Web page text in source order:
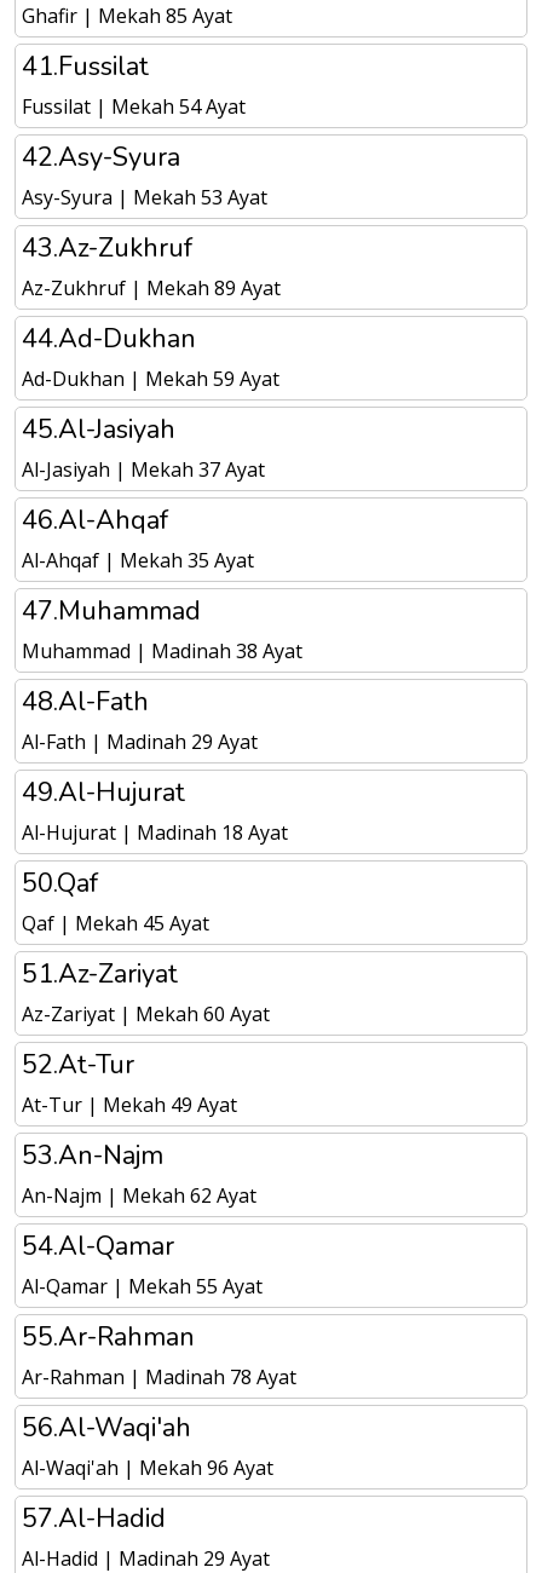
Ghafir | Mekah 85 Ayat
41.Fussilat
Fussilat | Mekah 54 Ayat
42.Asy-Syura
Asy-Syura | Mekah 53 Ayat
43.Az-Zukhruf
Az-Zukhruf | Mekah 89 Ayat
44.Ad-Dukhan
Ad-Dukhan | Mekah 59 Ayat
45.Al-Jasiyah
Al-Jasiyah | Mekah 37 Ayat
46.Al-Ahqaf
Al-Ahqaf | Mekah 35 Ayat
47.Muhammad
Muhammad | Madinah 38 Ayat
48.Al-Fath
Al-Fath | Madinah 29 Ayat
49.Al-Hujurat
Al-Hujurat | Madinah 18 Ayat
50.Qaf
Qaf | Mekah 45 Ayat
51.Az-Zariyat
Az-Zariyat | Mekah 60 Ayat
52.At-Tur
At-Tur | Mekah 49 Ayat
53.An-Najm
An-Najm | Mekah 62 Ayat
54.Al-Qamar
Al-Qamar | Mekah 55 Ayat
55.Ar-Rahman
Ar-Rahman | Madinah 78 Ayat
56.Al-Waqi'ah
Al-Waqi'ah | Mekah 96 Ayat
57.Al-Hadid
Al-Hadid | Madinah 29 Ayat